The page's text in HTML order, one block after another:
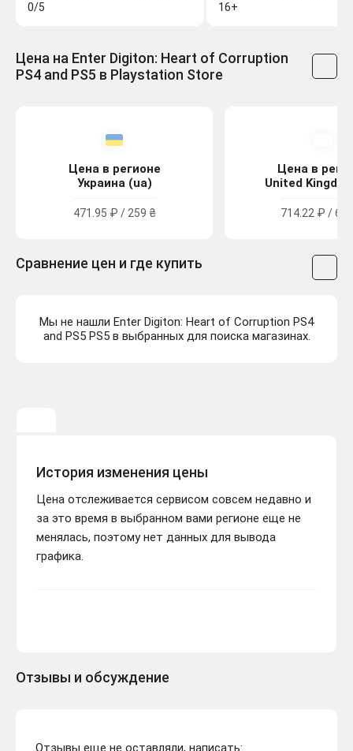
0/5
16+
Цена на Enter Digiton: Heart of Corruption
PS4 and PS5 в Playstation Store
Цена в регионе
Украина (ua)
471.95 ₽ / 259 ₴
Цена в
United
714.22 ₽ /
Сравнение цен и где купить
Мы не нашли Enter Digiton: Heart of Corruption PS4
and PS5 PS5 в выбранных для поиска магазинах.
История изменения цены
Цена отслеживается сервисом совсем недавно и
за это время в выбранном вами регионе еще не
менялась, поэтому нет данных для вывода
графика.
Отзывы и обсуждение
Отзывы еще не оставляли, написать: